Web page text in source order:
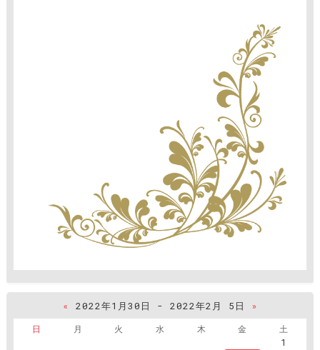
« 2022年1月30日 - 2022年2月 5日
»
日
月 火 水 木 金
土
1